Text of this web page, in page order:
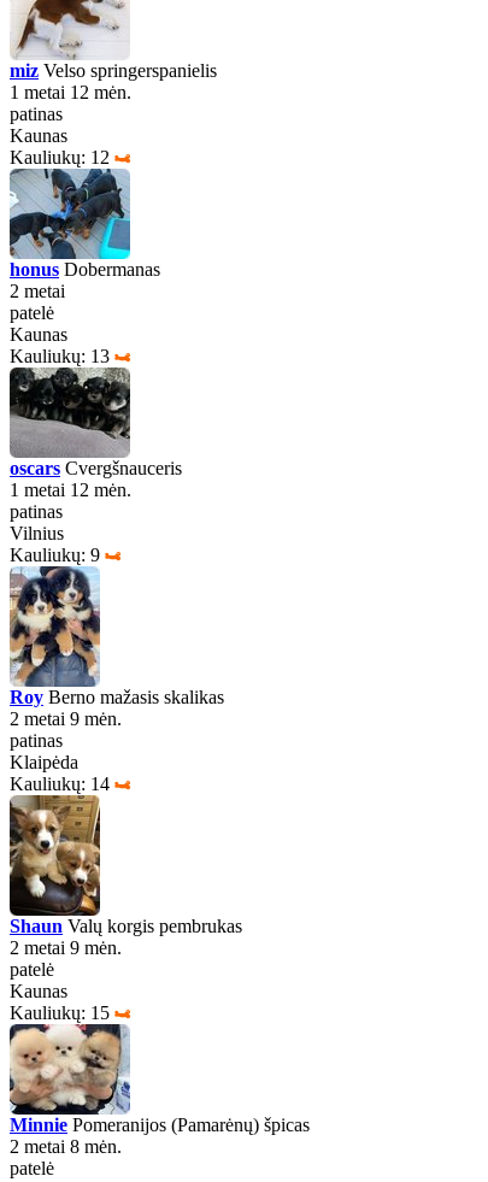
miz Velso springerspanielis
1 metai 12 mėn.
patinas
Kaunas
Kauliukų: 12
honus Dobermanas
2 metai
patelė
Kaunas
Kauliukų: 13
oscars Cvergšnauceris
1 metai 12 mėn.
patinas
Vilnius
Kauliukų: 9
Roy Berno mažasis skalikas
2 metai 9 mėn.
patinas
Klaipėda
Kauliukų: 14
Shaun Valų korgis pembrukas
2 metai 9 mėn.
patelė
Kaunas
Kauliukų: 15
Minnie Pomeranijos (Pamarėnų) špicas
2 metai 8 mėn.
patelė